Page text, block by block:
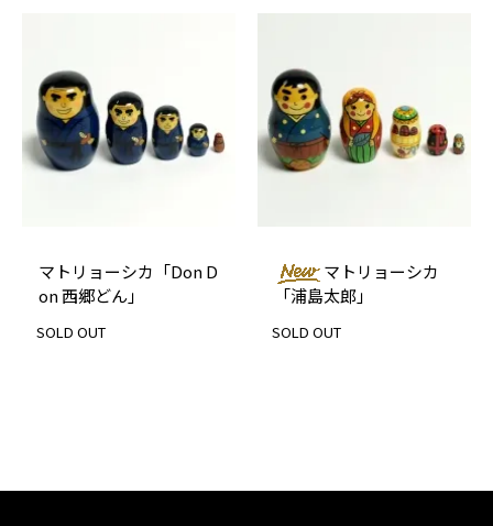
マトリョーシカ「Don D
on 西郷どん」
SOLD OUT
マトリョーシカ
「浦島太郎」
SOLD OUT